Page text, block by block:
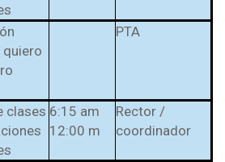
quiero
PTA
clases 6:15 am
12:00 m
Rector /
coordinador